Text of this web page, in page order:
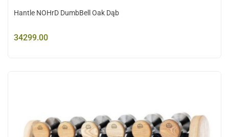
Hantle NOHrD DumbBell Oak Dąb
34299.00